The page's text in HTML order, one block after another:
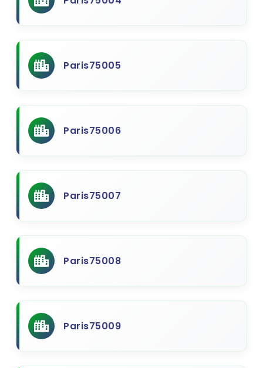
Paris75005
Paris75006
Paris75007
Paris75008
Paris75009